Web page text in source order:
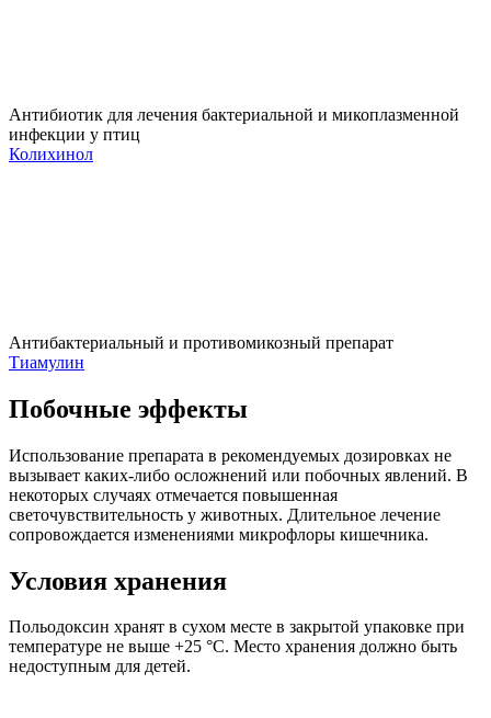
Антибиотик для лечения бактериальной и микоплазменной
инфекции у птиц
Колихинол
Антибактериальный и противомикозный препарат
Тиамулин
Побочные эффекты
Использование препарата в рекомендуемых дозировках не
вызывает каких-либо осложнений или побочных явлений. В
некоторых случаях отмечается повышенная
светочувствительность у животных. Длительное лечение
сопровождается изменениями микрофлоры кишечника.
Условия хранения
Польодоксин хранят в сухом месте в закрытой упаковке при
температуре не выше +25 °С. Место хранения должно быть
недоступным для детей.